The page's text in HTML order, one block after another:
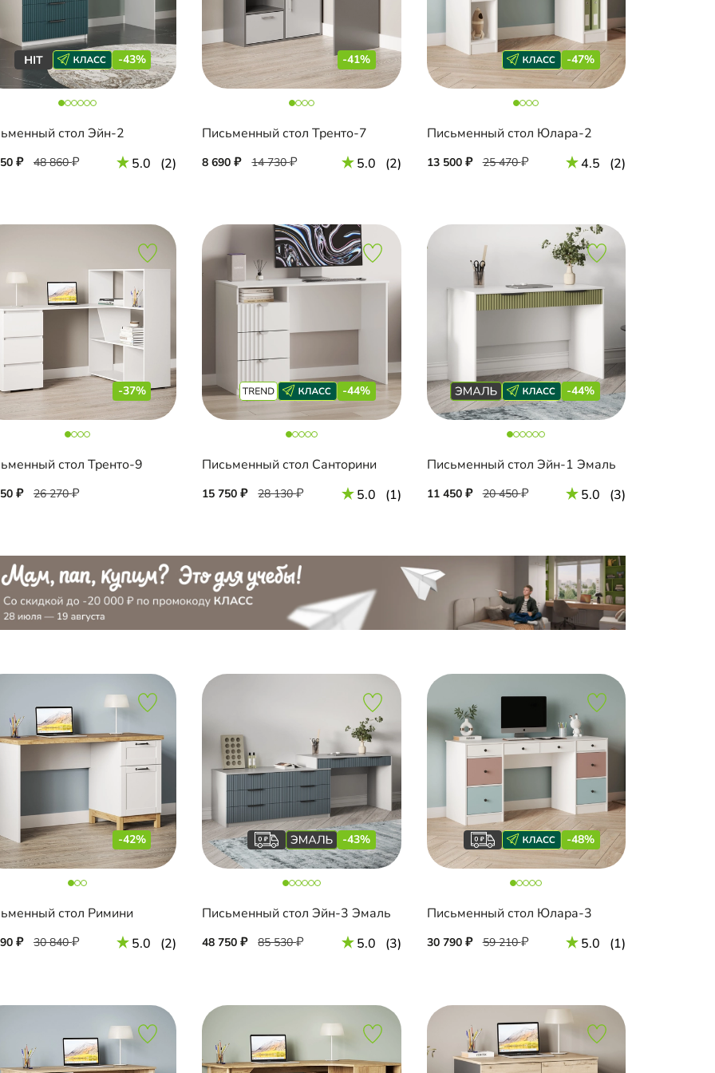
-43%
стол Эйн-2
48 860 5.0 (2)
-41%
Письменный стол Тренто-7
8 690 14 730 5.0 (2)
-47%
Письменный стол Юлара-2
13 500 25 470 4.5 (2)
-37%
стол Тренто-9
26 270
-44%
Письменный стол Санторини
15 750 28 130 5.0 (1)
-44%
Письменный стол Эйн-1 Эмаль
11 450 20 450 5.0 (3)
-42%
стол Римини
30 840 5.0 (2)
-43%
Письменный стол Эйн-3 Эмаль
48 750 85 530 5.0 (3)
-48%
Письменный стол Юлара-3
30 790 59 210 5.0 (1)